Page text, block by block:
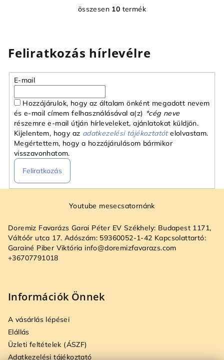
L
t
a
i
n
y
í
t
l
m
i
összesen 10 termék
Feliratkozás hírlevélre
E-mail
Hozzájárulok, hogy az általam önként megadott nevem
és e-mail címem felhasználásával a(z) *cég neve
részemre e-mail útján hírleveleket, ajánlatokat küldjön.
Kijelentem, hogy az adatkezelési tájékoztatót elolvastam.
Megértettem, hogy a hozzájárulásom bármikor
visszavonhatom.
Feliratkozás
Youtube mesecsatornánk
Doremiz Favarázs Garai Péter EV Székhely: Budapest 1171,
Váltóőr utca 17. Adószám: 59360052-1-42 Kapcsolattartó:
Garainé Piber Viktória info@doremizfavarazs.com
+36707791018
Információk Önnek
A vásárlás lépései
Elállás
Üzleti feltételek (ÁSZF)
Adatkezelési tájékoztató